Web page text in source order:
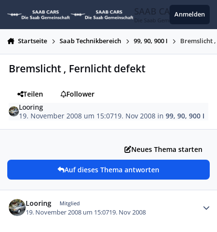
SAAB CARS
Die Saab Gemeinschaft
Anmelden
Startseite Saab Technikbereich 99, 90, 900 I Bremslicht
Bremslicht , Fernlicht defekt
Teilen
Follower
Looring
19. November 2008 um 15:0719. Nov 2008 in99, 90, 900 I
Neues Thema starten
Auf dieses Thema antworten
Looring Mitglied
19. November 2008 um 15:0719. Nov 2008